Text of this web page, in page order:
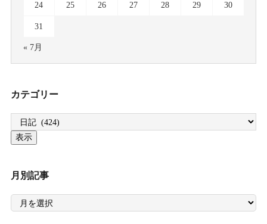
24 25 26 27 28 29 30
31
« 7月
カテゴリー
月別記事
月
記